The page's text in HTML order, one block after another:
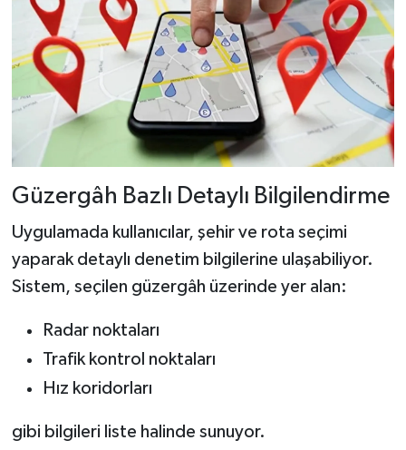
Güzergâh Bazlı Detaylı Bilgilendirme
Uygulamada kullanıcılar, şehir ve rota seçimi
yaparak detaylı denetim bilgilerine ulaşabiliyor.
Sistem, seçilen güzergâh üzerinde yer alan:
Radar noktaları
Trafik kontrol noktaları
Hız koridorları
gibi bilgileri liste halinde sunuyor.